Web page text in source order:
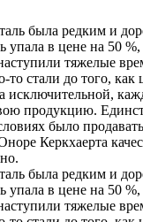
была редким и
упала в цене на 50
тяжелые
то стали до того,
исключительной,
продукцию.
было
Керкхаерта
была редким и
упала в цене на 50
тяжелые